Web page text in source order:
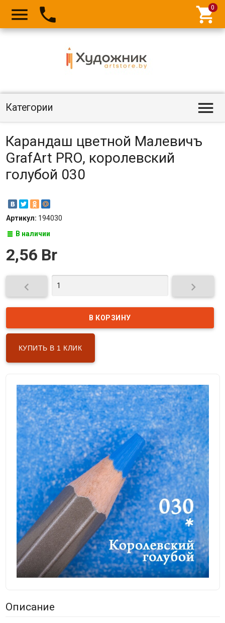
  
Категории 
Карандаш цветной Малевичъ
GrafArt PRO, королевский
голубой 030
Артикул: 194030
В наличии
2,56 Br
 
КУПИТЬ В 1 КЛИК
Описание